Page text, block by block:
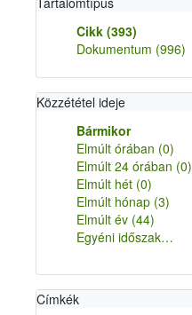
Cikk (393)
Dokumentum (996)
Közzététel ideje
Bármikor
Elmúlt órában (0)
Elmúlt 24 órában (0)
Elmúlt hét (0)
Elmúlt hónap (3)
Elmúlt év (44)
Egyéni időszak…
Címkék